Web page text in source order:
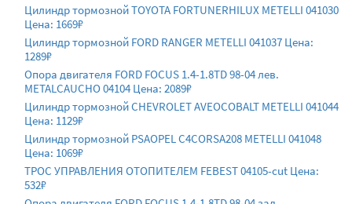
Цилиндр тормозной TOYOTA FORTUNERHILUX METELLI 041030
Цена: 1669₽
Цилиндр тормозной FORD RANGER METELLI 041037 Цена:
1289₽
Опора двигателя FORD FOCUS 1.4-1.8TD 98-04 лев.
METALCAUCHO 04104 Цена: 2089₽
Цилиндр тормозной CHEVROLET AVEOCOBALT METELLI 041044
Цена: 1129₽
Цилиндр тормозной PSAOPEL C4CORSA208 METELLI 041048
Цена: 1069₽
ТРОС УПРАВЛЕНИЯ ОТОПИТЕЛЕМ FEBEST 04105-cut Цена:
532₽